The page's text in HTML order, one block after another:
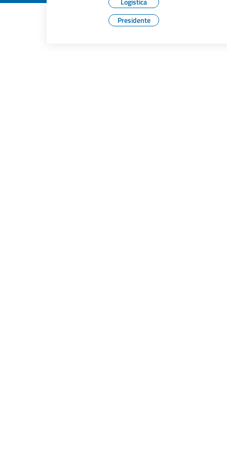
Presidente